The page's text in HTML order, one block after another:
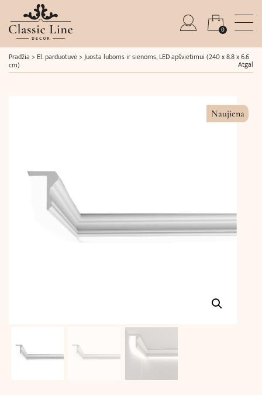
0
Pradžia > El. parduotuvė>Juosta luboms ir sienoms, LED apšvietimui (240 x 8.8 x 6.6
cm) Atgal
Naujiena